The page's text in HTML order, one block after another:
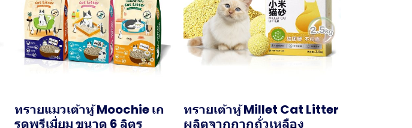
ทรายแมวเต้าหู้ Moochie เก
รดพรีเมี่ยม ขนาด 6 ลิตร
ทรายเต้าหู้ Millet Cat Litter
ผลิตจากกากถั่วเหลือง